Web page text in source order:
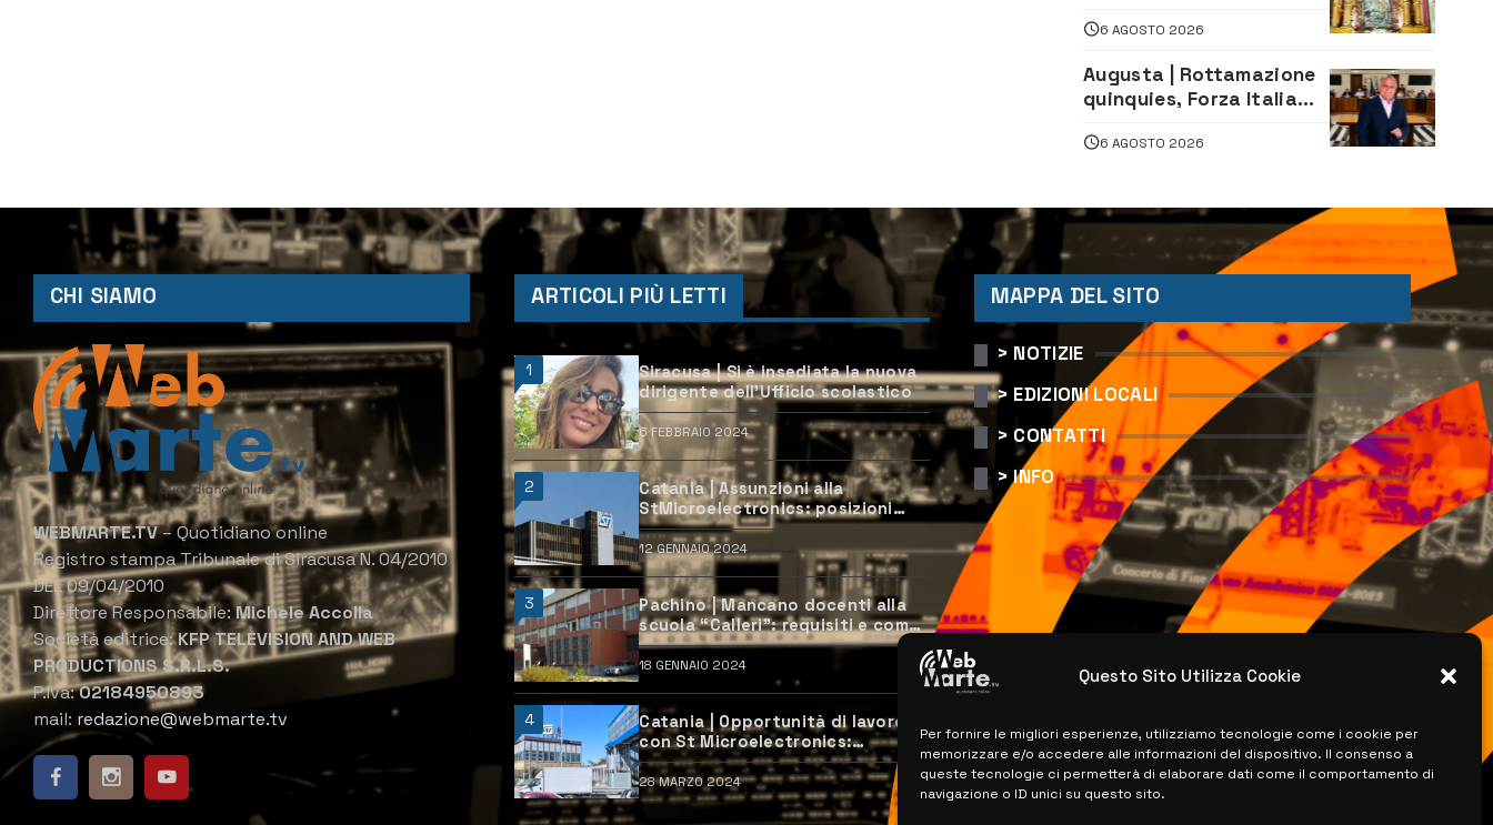
Questo Sito Utilizza Cookie
Per fornire le migliori esperienze, utilizziamo tecnologie come i cookie per
memorizzare e/o accedere alle informazioni del dispositivo. Il consenso a
queste tecnologie ci permetterà di elaborare dati come il comportamento di
navigazione o ID unici su questo sito.
della Neve tra fede e
tradizione
6 AGOSTO 2026
Augusta | Rottamazione
quinquies, Forza Italia
«La proposta è nostra»
6 AGOSTO 2026
CHI SIAMO
WEBMARTE.TV– Quotidiano online
Registro stampa Tribunale di Siracusa N. 04/2010
DEL 09/04/2010
Direttore Responsabile:Michele Accolla
Società editrice:KFP TELEVISION AND WEB
PRODUCTIONS S.R.L.S.
P.Iva:02184950893
mail: redazione@webmarte.tv
ARTICOLI PIÙ LETTI
1
Siracusa | Si è insediata la nuova
dirigente dell’Ufficio scolastico
6 FEBBRAIO 2024
2
Catania | Assunzioni alla
StMicroelectronics: posizioni
aperte e come candidarsi
12 GENNAIO 2024
3
Pachino | Mancano docenti alla
scuola “Calleri”: requisiti e come
candidarsi
18 GENNAIO 2024
4
Catania | Opportunità di lavoro
con St Microelectronics:
centinaia di assunzioni previste
28 MARZO 2024
MAPPA DEL SITO
> NOTIZIE
> EDIZIONI LOCALI
> CONTATTI
> INFO